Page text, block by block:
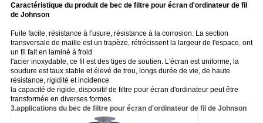
Caractéristique du produit de bec de filtre pour écran d'ordinateur de fil
de Johnson
Fuite facile, résistance à l'usure, résistance à la corrosion. La section
transversale de maille est un trapèze, rétrécissent la largeur de l'espace, ont
un fil fait en laminé à froid
l'acier inoxydable, ce fil est des tiges de soutien. L'écran est uniforme, la
soudure est taux stable et élevé de trou, longs durée de vie, de haute
résistance, rigidité et incidence
la capacité de rigide, dispositif de filtre pour écran d'ordinateur peut être
transformée en diverses formes.
3.applications du bec de filtre pour écran d'ordinateur de fil de Johnson